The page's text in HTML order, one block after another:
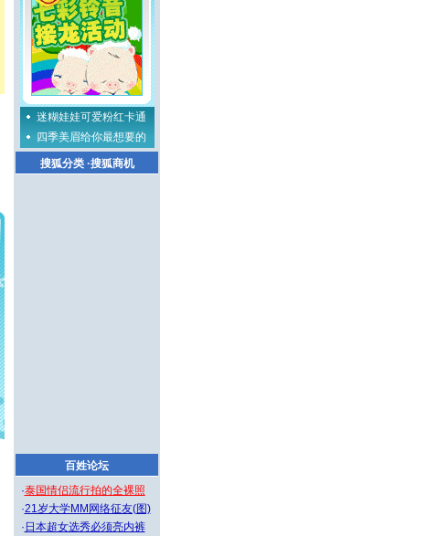
迷糊娃娃可爱粉红卡通
四季美眉给你最想要的
搜狐分类·搜狐商机
百姓论坛
·泰国情侣流行拍的全裸照
·21岁大学MM网络征友(图)
· 日本超女选秀必须亮内裤